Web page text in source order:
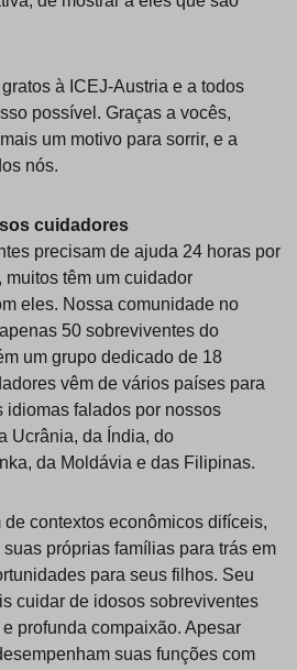
à ICEJ-Austria e a todos
possível. Graças a vocês,
um motivo para sorrir, e a
nós.
cuidadores
precisam de ajuda 24 horas por
têm um cuidador
eles. Nossa comunidade no
50 sobreviventes do
um grupo dedicado de 18
vêm de vários países para
idiomas falados por nossos
Ucrânia, da Índia, do
da Moldávia e das Filipinas.
contextos econômicos difíceis,
próprias famílias para trás em
para seus filhos. Seu
cuidar de idosos sobreviventes
profunda compaixão. Apesar
suas funções com